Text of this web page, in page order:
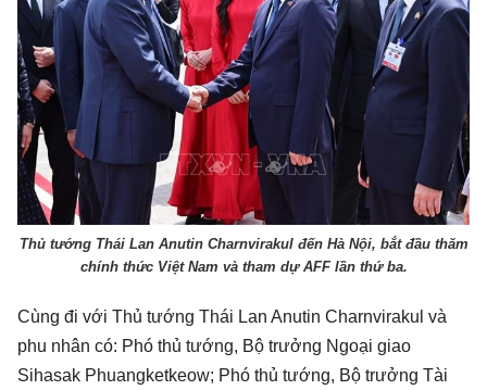
Thủ tướng Thái Lan Anutin Charnvirakul đến Hà Nội, bắt đầu thăm
chính thức Việt Nam và tham dự AFF lần thứ ba.
Cùng đi với Thủ tướng Thái Lan Anutin Charnvirakul và
phu nhân có: Phó thủ tướng, Bộ trưởng Ngoại giao
Sihasak Phuangketkeow; Phó thủ tướng, Bộ trưởng Tài